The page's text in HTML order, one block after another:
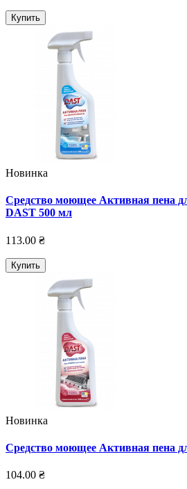
Купить
Новинка
Средство моющее Активная пена
DAST 500 мл
113.00 ₴
Купить
Новинка
Средство моющее Активная пена
104.00 ₴